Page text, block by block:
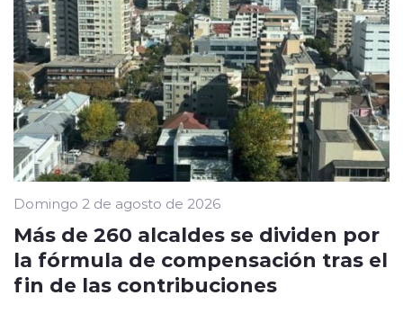
Domingo 2 de agosto de 2026
Más de 260 alcaldes se dividen por
la fórmula de compensación tras el
fin de las contribuciones